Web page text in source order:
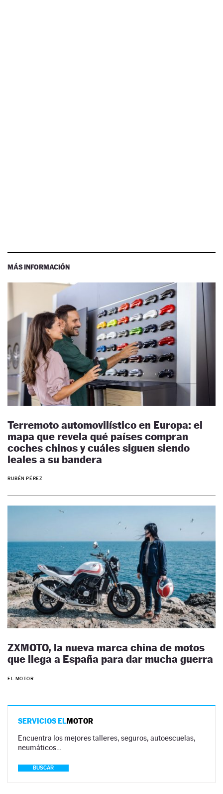
MÁS INFORMACIÓN
Terremoto automovilístico en Europa: el
mapa que revela qué países compran
coches chinos y cuáles siguen siendo
leales a su bandera
RUBÉN PÉREZ
ZXMOTO, la nueva marca china de motos
que llega a España para dar mucha guerra
EL MOTOR
SERVICIOS ELMOTOR
Encuentra los mejores talleres, seguros, autoescuelas,
neumáticos…
BUSCAR